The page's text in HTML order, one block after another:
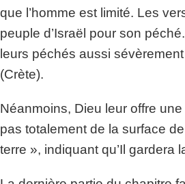
que l’homme est limité. Les
peuple d’Israël pour son
leurs péchés aussi
(Crète).
Néanmoins, Dieu leur offre
pas totalement de la surface
terre », indiquant qu’Il gardera